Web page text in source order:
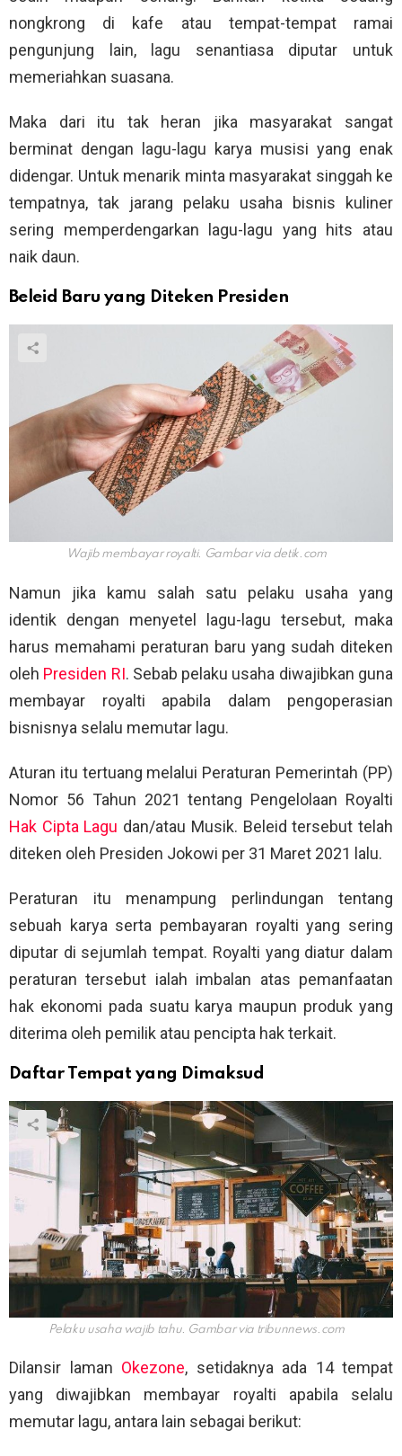
nongkrong di kafe atau tempat-tempat ramai
pengunjung lain, lagu senantiasa diputar untuk
memeriahkan suasana.
Maka dari itu tak heran jika masyarakat sangat
berminat dengan lagu-lagu karya musisi yang enak
didengar. Untuk menarik minta masyarakat singgah ke
tempatnya, tak jarang pelaku usaha bisnis kuliner
sering memperdengarkan lagu-lagu yang hits atau
naik daun.
Beleid Baru yang Diteken Presiden
Wajib membayar royalti. Gambar via detik.com
Namun jika kamu salah satu pelaku usaha yang
identik dengan menyetel lagu-lagu tersebut, maka
harus memahami peraturan baru yang sudah diteken
oleh Presiden RI. Sebab pelaku usaha diwajibkan guna
membayar royalti apabila dalam pengoperasian
bisnisnya selalu memutar lagu.
Aturan itu tertuang melalui Peraturan Pemerintah (PP)
Nomor 56 Tahun 2021 tentang Pengelolaan Royalti
Hak Cipta Lagu dan/atau Musik. Beleid tersebut telah
diteken oleh Presiden Jokowi per 31 Maret 2021 lalu.
Peraturan itu menampung perlindungan tentang
sebuah karya serta pembayaran royalti yang sering
diputar di sejumlah tempat. Royalti yang diatur dalam
peraturan tersebut ialah imbalan atas pemanfaatan
hak ekonomi pada suatu karya maupun produk yang
diterima oleh pemilik atau pencipta hak terkait.
Daftar Tempat yang Dimaksud
Pelaku usaha wajib tahu. Gambar viatribunnews.com
Dilansir laman Okezone, setidaknya ada 14 tempat
yang diwajibkan membayar royalti apabila selalu
memutar lagu, antara lain sebagai berikut: